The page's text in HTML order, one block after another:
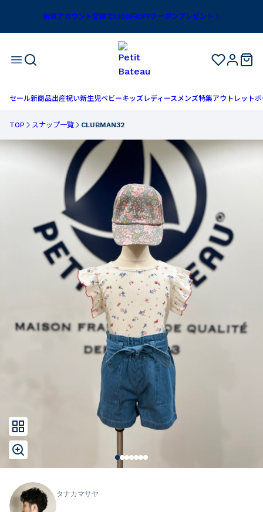
新規アカウント登録で1,100円OFFクーポンプレゼント！
セール新商品出産祝い新生児ベビーキッズ レディースメンズ特集アウトレットボ
TOP スナップ一覧 CLUBMAN32
タナカマサヤ